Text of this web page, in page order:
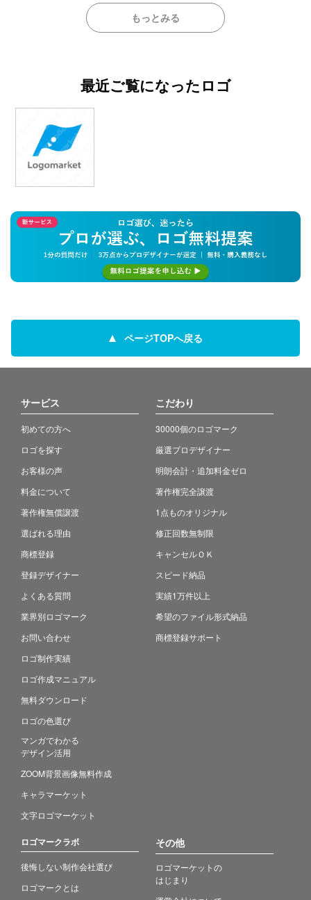
もっとみる
最近ご覧になったロゴ
ページTOPへ戻る
サービス
初めての方へ
ロゴを探す
お客様の声
料金について
著作権無償譲渡
選ばれる理由
商標登録
登録デザイナー
よくある質問
業界別ロゴマーク
お問い合わせ
ロゴ制作実績
ロゴ作成マニュアル
無料ダウンロード
ロゴの色選び
マンガでわかる
デザイン活用
ZOOM背景画像無料作成
キャラマーケット
文字ロゴマーケット
こだわり
30000個のロゴマーク
厳選プロデザイナー
明朗会計・追加料金ゼロ
著作権完全譲渡
1点ものオリジナル
修正回数無制限
キャンセルＯＫ
スピード納品
実績1万件以上
希望のファイル形式納品
商標登録サポート
ロゴマークラボ
後悔しない制作会社選び
ロゴマークとは
その他
ロゴマーケットの
はじまり